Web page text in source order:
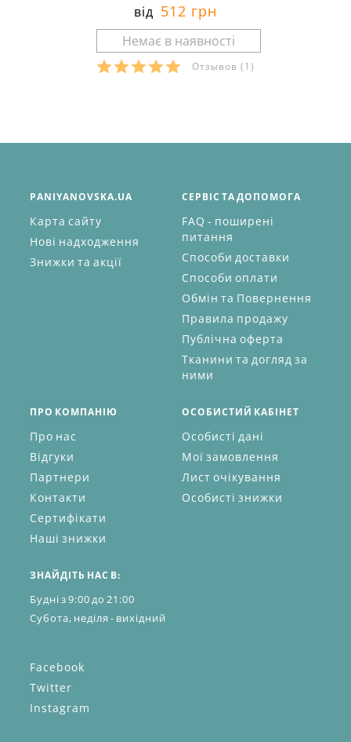
від 512 грн
Отзывов (1)
PANIYANOVSKA.UA
Карта сайту
Нові надходження
Знижки та акції
СЕРВІС ТА ДОПОМОГА
FAQ - поширені
питання
Способи доставки
Способи оплати
Обмін та Повернення
Правила продажу
Публічна оферта
Тканини та догляд за
ними
ПРО КОМПАНІЮ
Про нас
Відгуки
Партнери
Контакти
Сертифікати
Наші знижки
ОСОБИСТИЙ КАБІНЕТ
Особисті дані
Мої замовлення
Лист очікування
Особисті знижки
ЗНАЙДІТЬ НАС В:
Будні з 9:00 до 21:00
Субота, неділя - вихідний
Facebook
Twitter
Instagram